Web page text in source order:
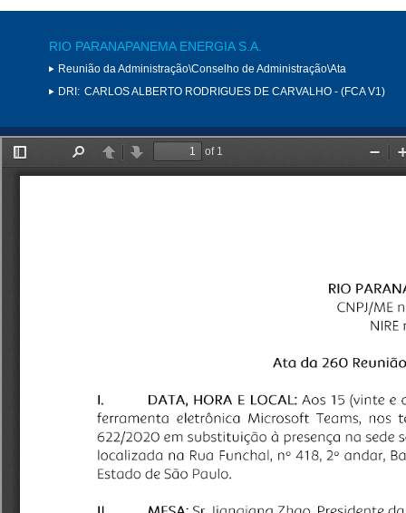
RIO PARANAPANEMA ENERGIA S.A.
Reunião da Administração\Conselho de Administração\Ata
DRI: CARLOS ALBERTO RODRIGUES DE CARVALHO - (FCA V1)